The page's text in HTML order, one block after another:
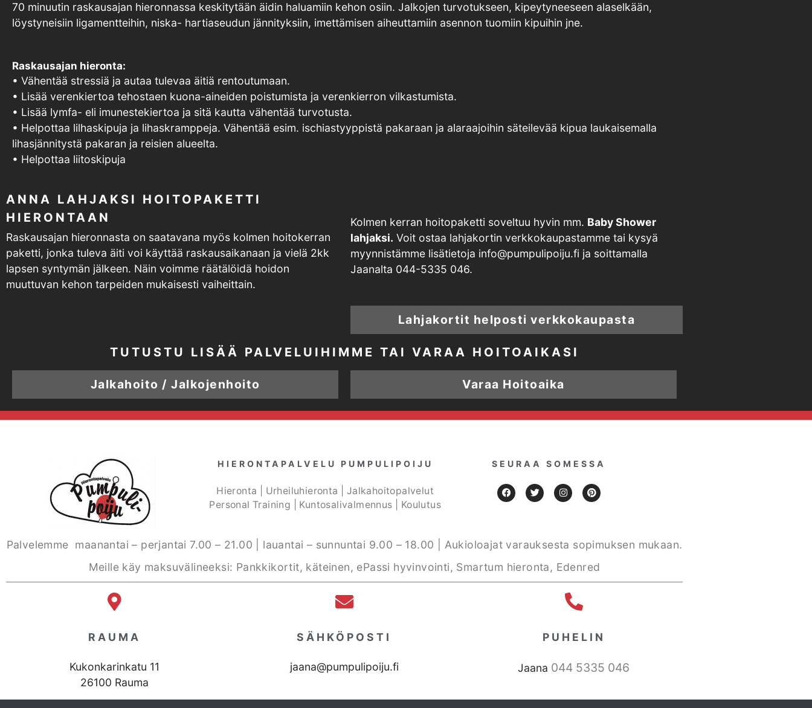
70 minuutin raskausajan hieronnassa keskitytään äidin haluamiin kehon osiin. Jalkojen turvotukseen, kipeytyneeseen alaselkään,
löystyneisiin ligamentteihin, niska- hartiaseudun jännityksiin, imettämisen aiheuttamiin asennon tuomiin kipuihin jne.
Raskausajan hieronta:
• Vähentää stressiä ja autaa tulevaa äitiä rentoutumaan.
• Lisää verenkiertoa tehostaen kuona-aineiden poistumista ja verenkierron vilkastumista.
• Lisää lymfa- eli imunestekiertoa ja sitä kautta vähentää turvotusta.
• Helpottaa lilhaskipuja ja lihaskramppeja. Vähentää esim. ischiastyyppistä pakaraan ja alaraajoihin säteilevää kipua laukaisemalla
lihasjännitystä pakaran ja reisien alueelta.
• Helpottaa liitoskipuja
ANNA LAHJAKSI HOITOPAKETTI
HIERONTAAN
Raskausajan hieronnasta on saatavana myös kolmen hoitokerran
paketti, jonka tuleva äiti voi käyttää raskausaikanaan ja vielä 2kk
lapsen syntymän jälkeen. Näin voimme räätälöidä hoidon
muuttuvan kehon tarpeiden mukaisesti vaiheittain.
Kolmen kerran hoitopaketti soveltuu hyvin mm. Baby Shower
lahjaksi. Voit ostaa lahjakortin verkkokaupastamme tai kysyä
myynnistämme lisätietoja info@pumpulipoiju.fi ja soittamalla
Jaanalta 044-5335 046.
Lahjakortit helposti verkkokaupasta
TUTUSTU LISÄÄ PALVELUIHIMME TAI VARAA HOITOAIKASI
Jalkahoito / Jalkojenhoito Varaa Hoitoaika
HIERONTAPALVELU PUMPULIPOIJU
Hieronta | Urheiluhieronta | Jalkahoitopalvelut
Personal Training | Kuntosalivalmennus | Koulutus
SEURAA SOMESSA
Palvelemme maanantai – perjantai 7.00 – 21.00 | lauantai – sunnuntai 9.00 – 18.00 | Aukioloajat varauksesta sopimuksen mukaan.
Meille käy maksuvälineeksi: Pankkikortit, käteinen, ePassi hyvinvointi, Smartum hieronta, Edenred
RAUMA
Kukonkarinkatu 11
26100 Rauma
SÄHKÖPOSTI
jaana@pumpulipoiju.fi
PUHELIN
Jaana 044 5335 046